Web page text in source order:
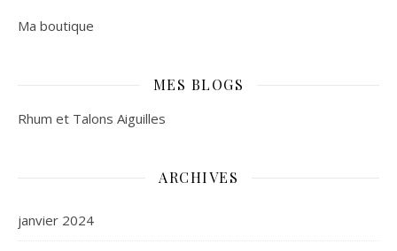
Ma boutique
MES BLOGS
Rhum et Talons Aiguilles
ARCHIVES
janvier 2024